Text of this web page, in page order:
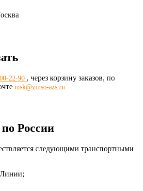
22-90 , через корзину заказов, по
msk@vinso-azs.ru
России
следующими транспортными